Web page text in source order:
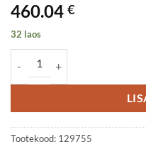
460.04 €
32 laos
Tootekood: 129755